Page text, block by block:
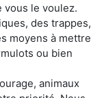
le voulez.
des trappes,
moyens à mettre
ou bien
animaux